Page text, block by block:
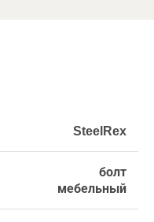
SteelRex
болт
мебельный